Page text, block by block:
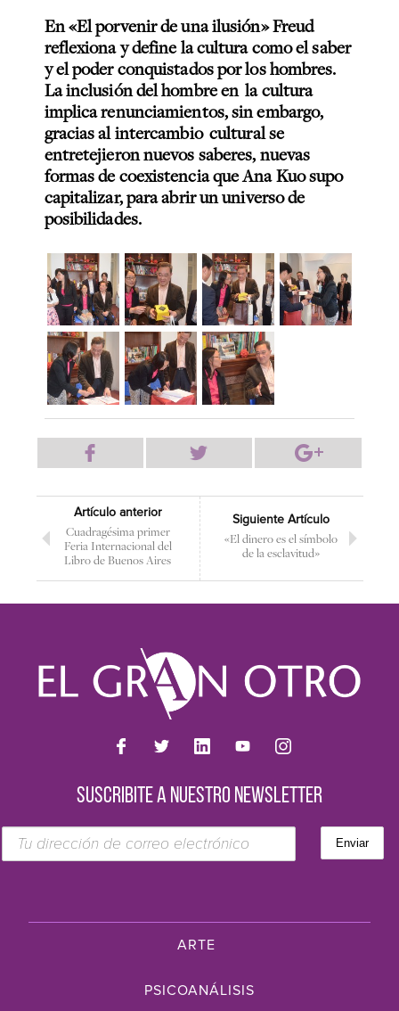
En «El porvenir de una ilusión» Freud
reflexiona y define la cultura como el saber
y el poder conquistados por los hombres.
La inclusión del hombre en la cultura
implica renunciamientos, sin embargo,
gracias al intercambio cultural se
entretejieron nuevos saberes, nuevas
formas de coexistencia que Ana Kuo supo
capitalizar, para abrir un universo de
posibilidades.
Artículo anterior
Cuadragésima primer
Feria Internacional del
Libro de Buenos Aires
Siguiente Artículo
«El dinero es el símbolo
de la esclavitud»
SUSCRIBITE A NUESTRO NEWSLETTER
ARTE
PSICOANÁLISIS